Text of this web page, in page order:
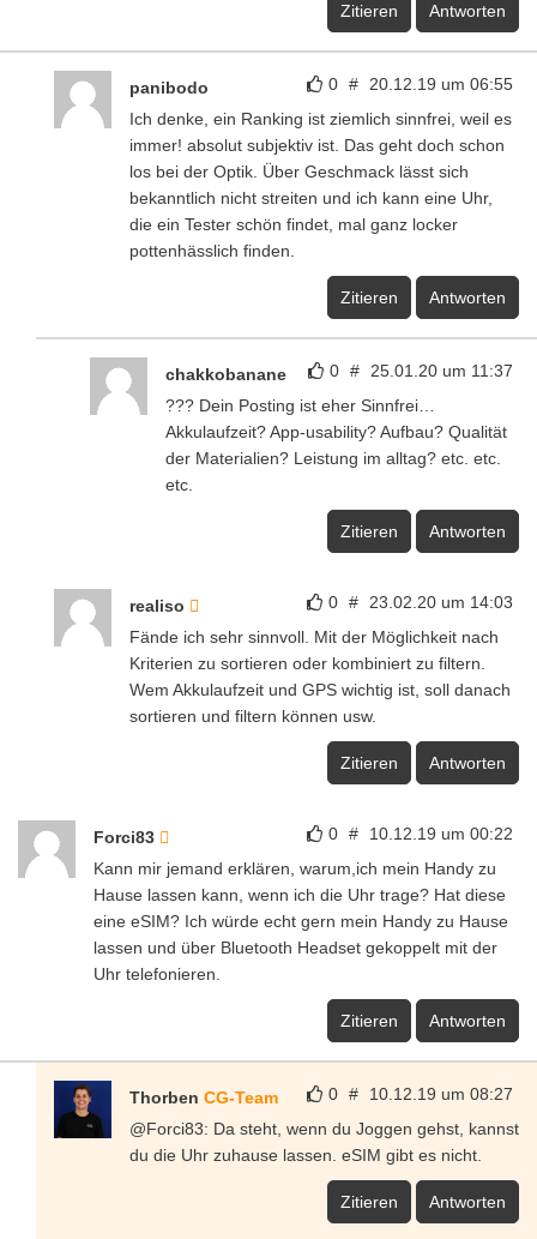
Zitieren Antworten
0 # 20.12.19 um 06:55
panibodo
Ich denke, ein Ranking ist ziemlich sinnfrei, weil es
immer! absolut subjektiv ist. Das geht doch schon
los bei der Optik. Über Geschmack lässt sich
bekanntlich nicht streiten und ich kann eine Uhr,
die ein Tester schön findet, mal ganz locker
pottenhässlich finden.
Zitieren Antworten
0 # 25.01.20 um 11:37
chakkobanane
??? Dein Posting ist eher Sinnfrei…
Akkulaufzeit? App-usability? Aufbau? Qualität
der Materialien? Leistung im alltag? etc. etc.
etc.
Zitieren Antworten
0 # 23.02.20 um 14:03
realiso
Fände ich sehr sinnvoll. Mit der Möglichkeit nach
Kriterien zu sortieren oder kombiniert zu filtern.
Wem Akkulaufzeit und GPS wichtig ist, soll danach
sortieren und filtern können usw.
Zitieren Antworten
0 # 10.12.19 um 00:22
Forci83
Kann mir jemand erklären, warum,ich mein Handy zu
Hause lassen kann, wenn ich die Uhr trage? Hat diese
eine eSIM? Ich würde echt gern mein Handy zu Hause
lassen und über Bluetooth Headset gekoppelt mit der
Uhr telefonieren.
Zitieren Antworten
0 # 10.12.19 um 08:27
Thorben CG-Team
@Forci83: Da steht, wenn du Joggen gehst, kannst
du die Uhr zuhause lassen. eSIM gibt es nicht.
Zitieren Antworten